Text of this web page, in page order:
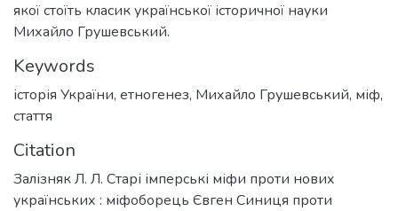
якої стоїть класик української історичної науки
Михайло Грушевський.
Keywords
історія України, етногенез, Михайло Грушевський, міф,
стаття
Citation
Залізняк Л. Л. Старі імперські міфи проти нових
українських : міфоборець Євген Синиця проти